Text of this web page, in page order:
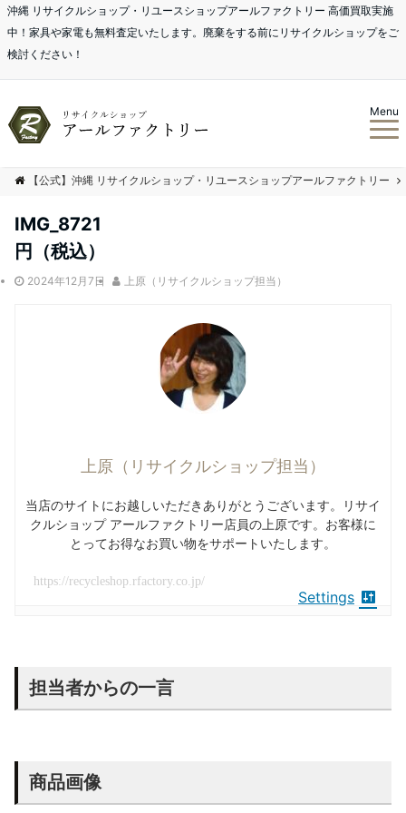
沖縄 リサイクルショップ・リユースショップアールファクトリー 高価買取実施
中！家具や家電も無料査定いたします。廃棄をする前にリサイクルショップをご
検討ください！
Menu
【公式】沖縄 リサイクルショップ・リユースショップアールファクトリー
IMG_8721
円（税込）
2024年12月7日 上原（リサイクルショップ担当）
上原（リサイクルショップ担当）
当店のサイトにお越しいただきありがとうございます。リサイ
クルショップ アールファクトリー店員の上原です。お客様に
とってお得なお買い物をサポートいたします。
https://recycleshop.rfactory.co.jp/
Settings
担当者からの一言
商品画像